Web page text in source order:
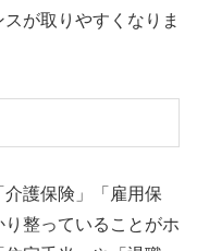
が取りやすくなりま
護保険」「雇用保
整っていることがホ